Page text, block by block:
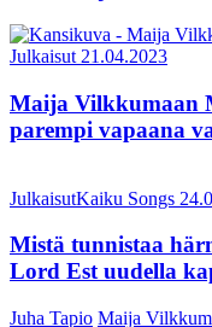
Julkaisut 21.04.2023
Maija Vilkkumaan
parempi vapaana
JulkaisutKaiku Songs
Mistä tunnistaa
Lord Est uudella
Juha Tapio Maija